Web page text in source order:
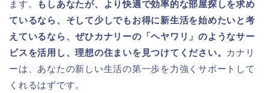
ます。
もしあなたが、より快適で効率的な部屋探しを求め
ているなら、そして少しでもお得に新生活を始めたいと考
えているなら、ぜひカナリーの「ヘヤワリ」のようなサー
ビスを活用し、理想の住まいを見つけてください。 カナリ
ーは、あなたの新しい生活の第一歩を力強くサポートして
くれるはずです。